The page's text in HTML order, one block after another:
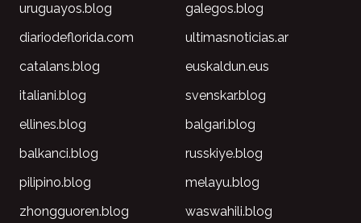
uruguayos.blog
galegos.blog
diariodeflorida.com
ultimasnoticias.ar
catalans.blog
euskaldun.eus
italiani.blog
svenskar.blog
ellines.blog
balgari.blog
balkanci.blog
russkiye.blog
pilipino.blog
melayu.blog
zhongguoren.blog
waswahili.blog